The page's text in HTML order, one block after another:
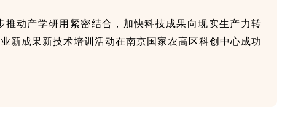
动产学研用紧密结合，加快科技成果向现实生产力转
新成果新技术培训活动在南京国家农高区科创中心成功